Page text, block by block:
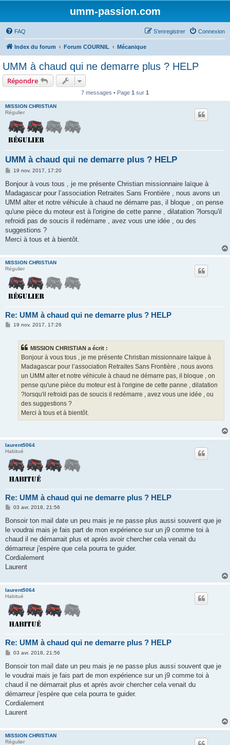
umm-passion.com
FAQ Connexion
S’enregistrer
Index du forum Forum COURNIL Mécanique
UMM à chaud qui ne demarre plus ? HELP
Répondre
7 messages • Page 1 sur 1
MISSION CHRISTIAN
Régulier
UMM à chaud qui ne demarre plus ? HELP
M
s
a
g
19 nov. 2017, 17:20
Bonjour à vous tous , je me présente Christian missionnaire laïque à
Madagascar pour l’association Retraites Sans Frontière , nous avons un
UMM alter et notre véhicule à chaud ne démarre pas, il bloque , on pense
qu'une pièce du moteur est à l'origine de cette panne , dilatation ?lorsqu'il
refroidi pas de soucis il redémarre , avez vous une idée , ou des
suggestions ?
Merci à tous et à bientôt.
MISSION CHRISTIAN
Régulier
Re: UMM à chaud qui ne demarre plus ? HELP
M
19 nov. 2017, 17:26
MISSION CHRISTIAN a écrit :
Bonjour à vous tous , je me présente Christian missionnaire laïque à
Madagascar pour l’association Retraites Sans Frontière , nous avons
un UMM alter et notre véhicule à chaud ne démarre pas, il bloque , on
pense qu'une pièce du moteur est à l'origine de cette panne , dilatation
?lorsqu'il refroidi pas de soucis il redémarre , avez vous une idée , ou
des suggestions ?
Merci à tous et à bientôt.
laurent5064
Habitué
Re: UMM à chaud qui ne demarre plus ? HELP
M
s
a
g
03 avr. 2018, 21:56
Bonsoir ton mail date un peu mais je ne passe plus aussi souvent que je
le voudrai mais je fais part de mon expérience sur un j9 comme toi à
chaud il ne démarrait plus et après avoir chercher cela venait du
démarreur j'espère que cela pourra te guider.
Cordialement
Laurent
laurent5064
Habitué
Re: UMM à chaud qui ne demarre plus ? HELP
M
s
a
g
03 avr. 2018, 21:56
Bonsoir ton mail date un peu mais je ne passe plus aussi souvent que je
le voudrai mais je fais part de mon expérience sur un j9 comme toi à
chaud il ne démarrait plus et après avoir chercher cela venait du
démarreur j'espère que cela pourra te guider.
Cordialement
Laurent
MISSION CHRISTIAN
Régulier